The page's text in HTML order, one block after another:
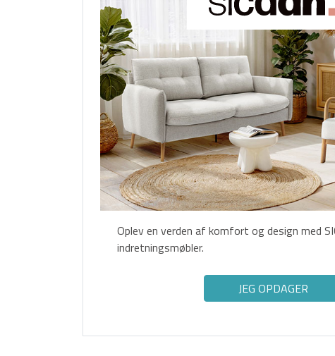
Oplev en verden af komfort og design med
indretningsmøbler.
JEG OPDAGER